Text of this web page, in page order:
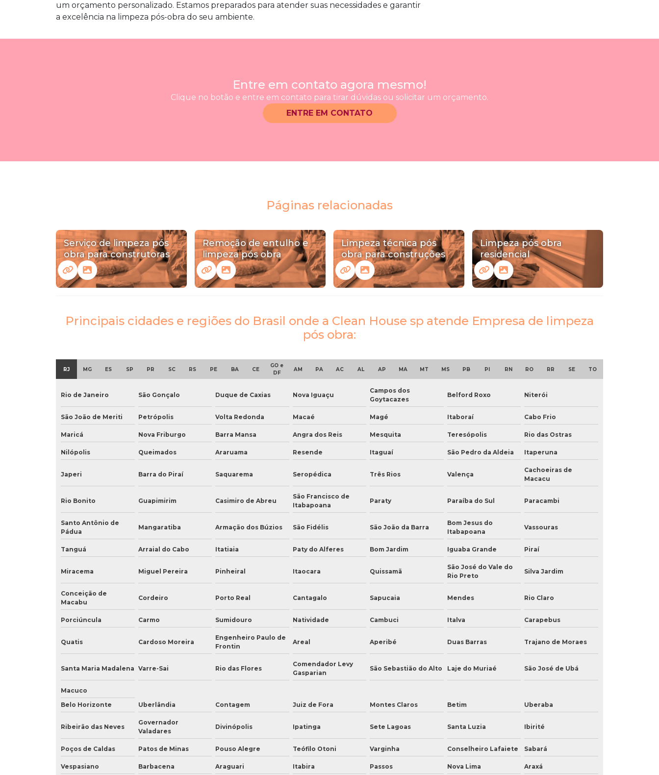
um orçamento personalizado. Estamos preparados para atender suas necessidades e garantir
a excelência na limpeza pós-obra do seu ambiente.
Entre em contato agora mesmo!
Clique no botão e entre em contato para tirar dúvidas ou solicitar um orçamento.
ENTRE EM CONTATO
Páginas relacionadas
Serviço de limpeza pós
obra para construtoras
Remoção de entulho e
limpeza pós obra
Limpeza técnica pós
obra para construções
Limpeza pós obra
residencial
Principais cidades e regiões do Brasil onde a Clean House sp atende Empresa de limpeza
pós obra:
RJ MG ES SP PR SC RS PE BA CE
GO e
DF
AM PA AC AL AP MA MT MS PB PI RN RO RR SE TO
Rio de Janeiro São Gonçalo Duque de Caxias Nova Iguaçu
Campos dos
Goytacazes
Belford Roxo Niterói
São João de Meriti Petrópolis Volta Redonda Macaé Magé Itaboraí Cabo Frio
Maricá Nova Friburgo Barra Mansa Angra dos Reis Mesquita Teresópolis Rio das Ostras
Nilópolis Queimados Araruama Resende Itaguaí São Pedro da Aldeia Itaperuna
Japeri Barra do Piraí Saquarema Seropédica Três Rios Valença
Cachoeiras de
Macacu
Rio Bonito Guapimirim Casimiro de Abreu
São Francisco de
Itabapoana
Paraty Paraíba do Sul Paracambi
Santo Antônio de
Pádua
Mangaratiba Armação dos Búzios São Fidélis São João da Barra
Bom Jesus do
Itabapoana
Vassouras
Tanguá Arraial do Cabo Itatiaia Paty do Alferes Bom Jardim Iguaba Grande Piraí
Miracema Miguel Pereira Pinheiral Itaocara Quissamã
São José do Vale do
Rio Preto
Silva Jardim
Conceição de
Macabu
Cordeiro Porto Real Cantagalo Sapucaia Mendes Rio Claro
Porciúncula Carmo Sumidouro Natividade Cambuci Italva Carapebus
Quatis Cardoso Moreira
Engenheiro Paulo de
Frontin
Areal Aperibé Duas Barras Trajano de Moraes
Santa Maria Madalena Varre-Sai Rio das Flores
Comendador Levy
Gasparian
São Sebastião do Alto Laje do Muriaé São José de Ubá
Macuco
Belo Horizonte
Uberlândia Contagem Juiz de Fora Montes Claros Betim Uberaba
Ribeirão das Neves
Governador
Valadares
Divinópolis Ipatinga Sete Lagoas Santa Luzia Ibirité
Poços de Caldas Patos de Minas Pouso Alegre Teófilo Otoni Varginha Conselheiro Lafaiete Sabará
Vespasiano Barbacena Araguari Itabira Passos Nova Lima Araxá